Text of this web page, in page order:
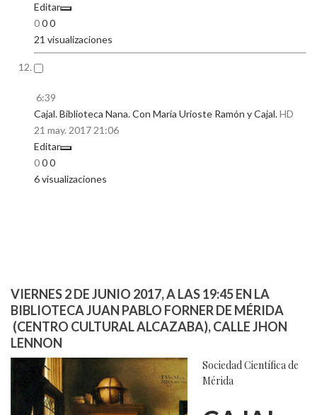
Editar
000
21 visualizaciones
6:39
Cajal. Biblioteca Nana. Con María Urioste Ramón y Cajal.HD
21 may. 201721:06
Editar
000
6 visualizaciones
VIERNES 2 DE JUNIO 2017, A LAS 19:45 EN LA
BIBLIOTECA JUAN PABLO FORNER DE MÉRIDA
(CENTRO CULTURAL ALCAZABA), CALLE JHON
LENNON
Sociedad Científica de
Mérida